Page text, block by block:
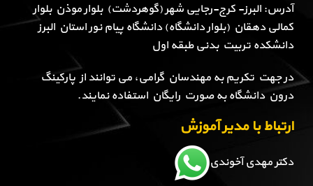
آدرس: البرز- کرج-رجایی شهر (گوهردشت) بلوار موذن بلوار
کمالی دهقان (بلوار دانشگاه) دانشگاه پیام نور استان البرز
دانشکده تربیت بدنی طبقه اول
در جهت تکریم به مهندسان گرامی، می توانند از پارکینگ
درون دانشگاه به صورت رایگان استفاده نمایند.
ارتباط با مدیر آموزش
دکتر مهدی آخوندی